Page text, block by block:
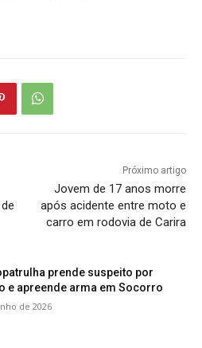
Próximo artigo
Jovem de 17 anos morre
após acidente entre moto e
carro em rodovia de Carira
prende suspeito por
e apreende arma em Socorro
de 2026